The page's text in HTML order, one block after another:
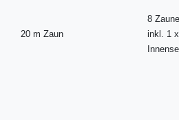
20 m Zaun
8
inkl. 1